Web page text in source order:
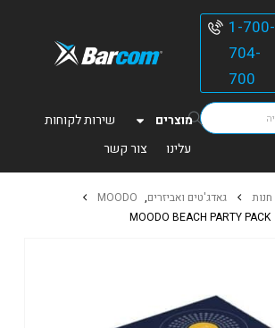
1-700-
704-
700
מוצרים
שירות לקוחות
עלינו
צור קשר
חנות גאדג'טים ואביזרים,
MOODO
MOODO BEACH PARTY PACK